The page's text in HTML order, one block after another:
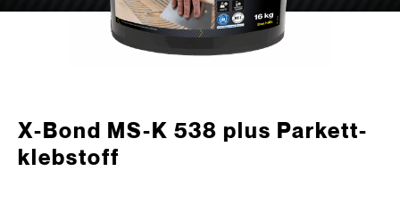
X-Bond MS-K 538 plus Parkett­
klebstoff